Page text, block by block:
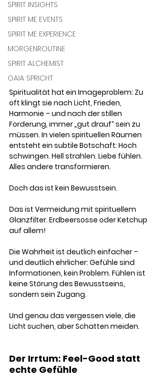
SPIRIT INSIGHTS
SPIRIT ME EVENTS
SPIRIT ME EXPERIENCE
MORGENROUTINE
SPIRIT ALCHEMIST
GAIA SPRICHT
Spiritualität hat ein Imageproblem: Zu
oft klingt sie nach Licht, Frieden,
Harmonie – und nach der stillen
Forderung, immer „gut drauf“ sein zu
müssen. In vielen spirituellen Räumen
entsteht ein subtile Botschaft: Hoch
schwingen. Hell strahlen. Liebe fühlen.
Alles andere transformieren.
Doch das ist kein Bewusstsein.
Das ist Vermeidung mit spirituellem
Glanzfilter. Erdbeersosse oder Ketchup
auf allem!
Die Wahrheit ist deutlich einfacher –
und deutlich ehrlicher: Gefühle sind
Informationen, kein Problem. Fühlen ist
keine Störung des Bewusstseins,
sondern sein Zugang.
Und genau das vergessen viele, die
Licht suchen, aber Schatten meiden.
Der Irrtum: Feel-Good statt
echte Gefühle